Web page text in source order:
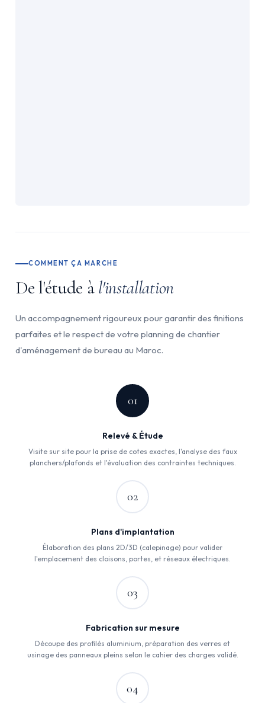
COMMENT ÇA MARCHE
De l'étude àl'installation
Un accompagnement rigoureux pour garantir des finitions
parfaites et le respect de votre planning de chantier
d'aménagement de bureau au Maroc.
01
Relevé & Étude
Visite sur site pour la prise de cotes exactes, l'analyse des faux
planchers/plafonds et l'évaluation des contraintes techniques.
02
Plans d'implantation
Élaboration des plans 2D/3D (calepinage) pour valider
l'emplacement des cloisons, portes, et réseaux électriques.
03
Fabrication sur mesure
Découpe des profilés aluminium, préparation des verres et
usinage des panneaux pleins selon le cahier des charges validé.
04